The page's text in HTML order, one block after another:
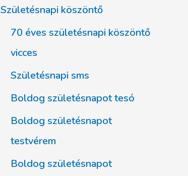
Születésnapi köszöntő
70 éves születésnapi köszöntő
vicces
Születésnapi sms
Boldog születésnapot tesó
Boldog születésnapot
testvérem
Boldog születésnapot